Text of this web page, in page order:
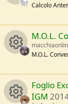
o
n
e
i
c
o
n
s
o
u
r
c
R
e
s
o
Calcolo
R
e
M.O.L.
M.O.L.
Foglio
IGM